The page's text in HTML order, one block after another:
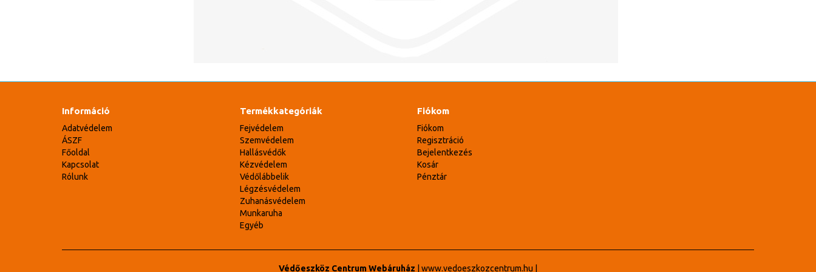
Információ
Adatvédelem
ÁSZF
Főoldal
Kapcsolat
Rólunk
Termékkategóriák
Fejvédelem
Szemvédelem
Hallásvédők
Kézvédelem
Védőlábbelik
Légzésvédelem
Zuhanásvédelem
Munkaruha
Egyéb
Fiókom
Fiókom
Regisztráció
Bejelentkezés
Kosár
Pénztár
Védőeszköz Centrum Webáruház www.vedoeszkozcentrum.hu